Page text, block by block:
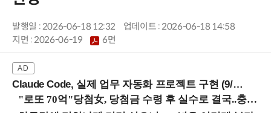
발행일 : 2026-06-18 12:32
업데이트 : 2026-06-18 14:58
지면 :2026-06-19 6면
Claude Code, 실제 업무 자동화 프로젝트 구현 (9/16 ~17 강남역)